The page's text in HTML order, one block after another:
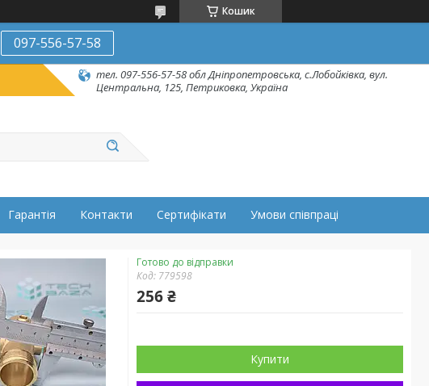
Кошик
097-556-57-58
тел. 097-556-57-58 обл Дніпропетровська, с.Лобойківка, вул.
Центральна, 125, Петриковка, Україна
Гарантія Контакти Сертифікати Умови співпраці
Готово до відправки
Код: 779598
256 ₴
Купити